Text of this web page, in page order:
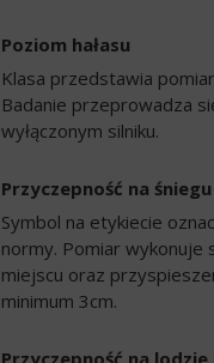
Poziom hałasu
Klasa przedstawia
Badanie przeprowadza
wyłączonym silniku.
Przyczepność na
Symbol na etykiecie
normy. Pomiar wykonuje
miejscu oraz
minimum 3cm.
Przyczepność na